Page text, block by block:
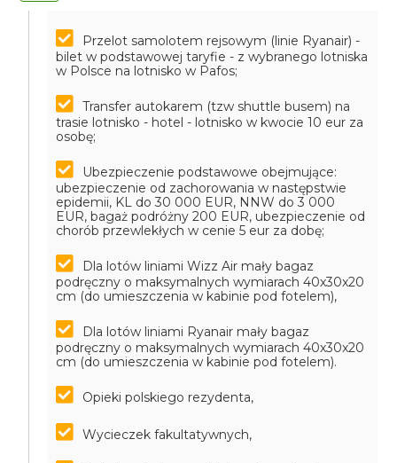
Przelot samolotem rejsowym (linie Ryanair) -
bilet w podstawowej taryfie - z wybranego lotniska
w Polsce na lotnisko w Pafos;
Transfer autokarem (tzw shuttle busem) na
trasie lotnisko - hotel - lotnisko w kwocie 10 eur za
osobę;
Ubezpieczenie podstawowe obejmujące:
ubezpieczenie od zachorowania w następstwie
epidemii, KL do 30 000 EUR, NNW do 3 000
EUR, bagaż podróżny 200 EUR, ubezpieczenie od
chorób przewlekłych w cenie 5 eur za dobę;
Dla lotów liniami Wizz Air mały bagaz
podręczny o maksymalnych wymiarach 40x30x20
cm (do umieszczenia w kabinie pod fotelem),
Dla lotów liniami Ryanair mały bagaz
podręczny o maksymalnych wymiarach 40x30x20
cm (do umieszczenia w kabinie pod fotelem).
Opieki polskiego rezydenta,
Wycieczek fakultatywnych,